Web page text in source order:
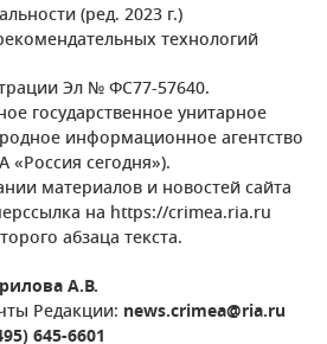
(ред. 2023 г.)
технологий
Эл № ФС77-57640.
государственное унитарное
информационное агентство
«Россия сегодня»).
материалов и новостей сайта
на https://crimea.ria.ru
абзаца текста.
А.В.
Редакции: news.crimea@ria.ru
645-6601